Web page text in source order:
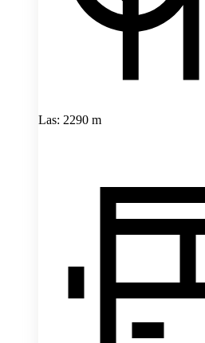
Las: 2290 m